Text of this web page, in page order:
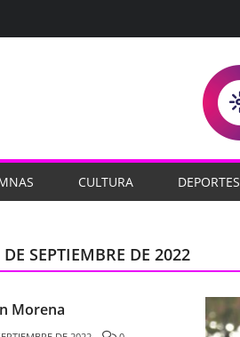
CULTURA DEPORTES
SEPTIEMBRE DE 2022
Morena